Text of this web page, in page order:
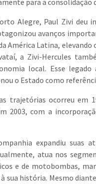
para a consolidação
Alegre, Paul Zivi deu
avanços
América Latina,
a Zivi-Hercules
local. Esse
o Estado como
trajetórias ocorreu em
2003, com a
expandiu suas
atua nos
e de motobombas,
sua história. Mesmo